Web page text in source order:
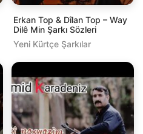
Erkan Top & Dîlan Top – Way
Dilê Min Şarkı Sözleri
Yeni Kürtçe Şarkılar